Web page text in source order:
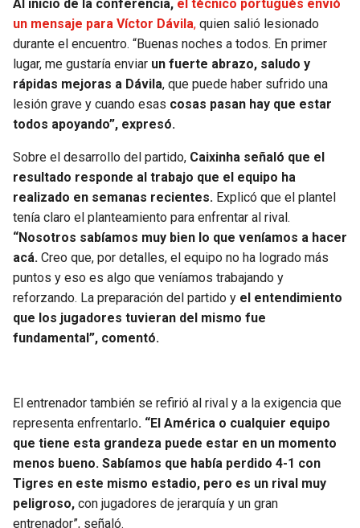
Al inicio de la conferencia, el técnico portugués envió
un mensaje para Víctor Dávila, quien salió lesionado
durante el encuentro. “Buenas noches a todos. En primer
lugar, me gustaría enviar un fuerte abrazo, saludo y
rápidas mejoras a Dávila, que puede haber sufrido una
lesión grave y cuando esas cosas pasan hay que estar
todos apoyando”, expresó.
Sobre el desarrollo del partido, Caixinha señaló que el
resultado responde al trabajo que el equipo ha
realizado en semanas recientes. Explicó que el plantel
tenía claro el planteamiento para enfrentar al rival.
“Nosotros sabíamos muy bien lo que veníamos a hacer
acá. Creo que, por detalles, el equipo no ha logrado más
puntos y eso es algo que veníamos trabajando y
reforzando. La preparación del partido y el entendimiento
que los jugadores tuvieran del mismo fue
fundamental”, comentó.
El entrenador también se refirió al rival y a la exigencia que
representa enfrentarlo. “El América o cualquier equipo
que tiene esta grandeza puede estar en un momento
menos bueno. Sabíamos que había perdido 4-1 con
Tigres en este mismo estadio, pero es un rival muy
peligroso, con jugadores de jerarquía y un gran
entrenador”, señaló.